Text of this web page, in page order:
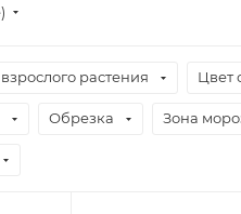
растения Цвет
Обрезка Зона